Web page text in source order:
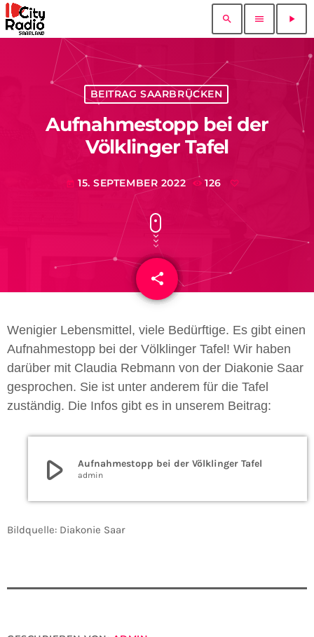
search menu play_arrow
BEITRAG SAARBRÜCKEN
Aufnahmestopp bei der
Völklinger Tafel
today 15. SEPTEMBER 2022 126
share
email
Wenigier Lebensmittel, viele Bedürftige. Es gibt einen
Aufnahmestopp bei der Völklinger Tafel! Wir haben
darüber mit Claudia Rebmann von der Diakonie Saar
gesprochen. Sie ist unter anderem für die Tafel
zuständig. Die Infos gibt es in unserem Beitrag:
play_arrow Aufnahmestopp bei der Völklinger Tafel
admin
Bildquelle: Diakonie Saar